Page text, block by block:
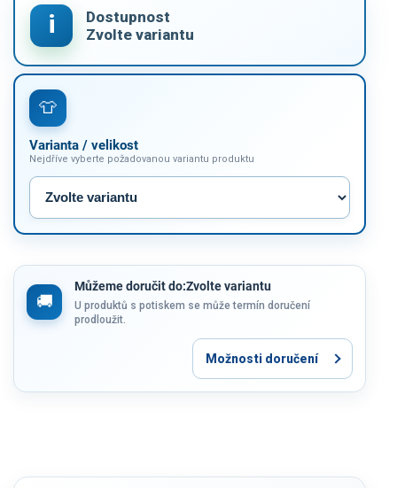
Varianta / velikost
Nejdříve vyberte požadovanou variantu produktu
Můžeme doručit do:Zvolte variantu
U produktů s potiskem se může termín doručení
prodloužit.
Možnosti doručení